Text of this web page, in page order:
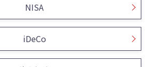
NISA
iDeCo